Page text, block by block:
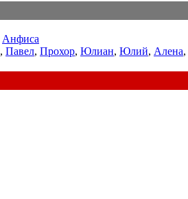
Анфиса
, Павел, Прохор, Юлиан, Юлий, Алена,